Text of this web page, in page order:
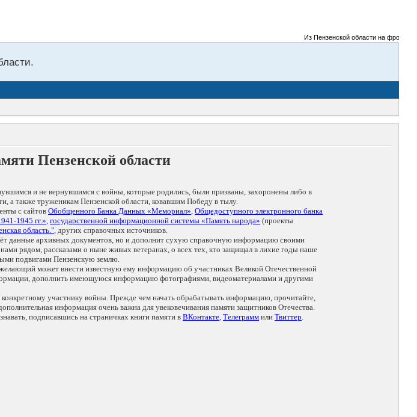
Из Пензенской области на фронты
Пензенской области
и не вернувшимся с войны, которые родились, были призваны, захоронены либо в
а также труженикам Пензенской области, ковавшим Победу в тылу.
с сайтовОбобщенного Банка Данных «Мемориал», Общедоступного электронного банка
1945 гг.», государственной информационной системы «Память народа» (проекты
область.", других справочных источников.
данные архивных документов, но и дополнит сухую справочную информацию своими
рядом, рассказами о ныне живых ветеранах, о всех тех, кто защищал в лихие годы наше
подвигами Пензенскую землю.
может внести известную ему информацию об участниках Великой Отечественной
дополнить имеющуюся информацию фотографиями, видеоматериалами и другими
участнику войны. Прежде чем начать обрабатывать информацию, прочитайте,
информация очень важна для увековечивания памяти защитников Отечества.
подписавшись на страничках книги памяти вВКонтакте, Телеграмм или Твиттер.